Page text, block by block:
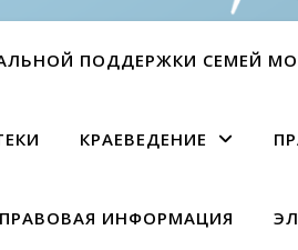
ПОДДЕРЖКИ СЕМЕЙ
КРАЕВЕДЕНИЕ
ПРАВОВАЯ ИНФОРМАЦИЯ